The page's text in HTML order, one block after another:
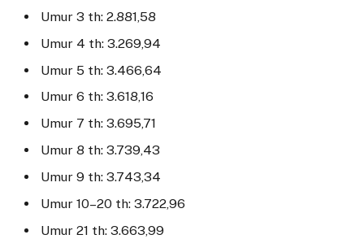
Umur 3 th: 2.881,58
Umur 4 th: 3.269,94
Umur 5 th: 3.466,64
Umur 6 th: 3.618,16
Umur 7 th: 3.695,71
Umur 8 th: 3.739,43
Umur 9 th: 3.743,34
Umur 10–20 th: 3.722,96
Umur 21 th: 3.663,99